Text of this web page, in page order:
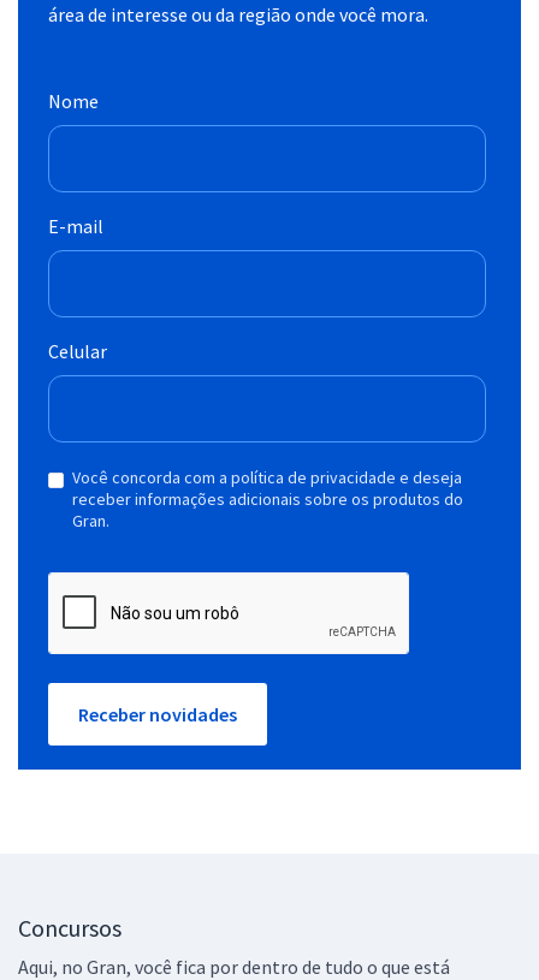
área de interesse ou da região onde você mora.
Nome
E-mail
Celular
Você concorda com a política de privacidade e deseja
receber informações adicionais sobre os produtos do
Gran.
Receber novidades
Concursos
Aqui, no Gran, você fica por dentro de tudo o que está